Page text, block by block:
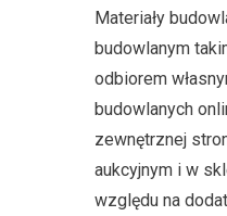
Materiały
budowlanym
odbiorem
budowlanych
zewnętrznej
aukcyjnym i w
względu na